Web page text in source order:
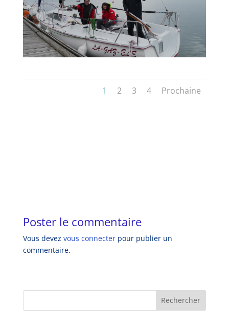
1 2 3 4 Prochaine
Poster le commentaire
Vous devez vous connecterpour publier un
commentaire.